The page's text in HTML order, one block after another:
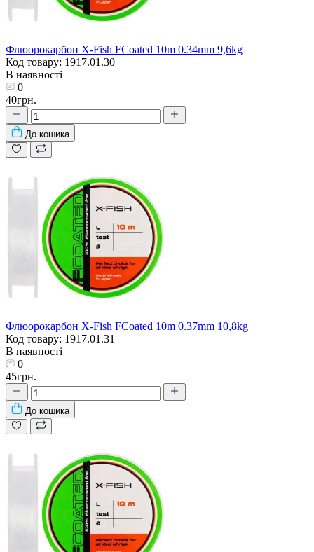
Флюорокарбон X-Fish FCoated 10m 0.34mm 9,6kg
Код товару: 1917.01.30
В наявності
0
40грн.
До кошика
Флюорокарбон X-Fish FCoated 10m 0.37mm 10,8kg
Код товару: 1917.01.31
В наявності
0
45грн.
До кошика